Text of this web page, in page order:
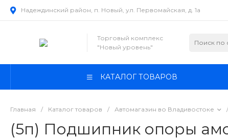
Надеждинский район, п. Новый, ул. Первомайская, д. 1а
Торговый комплекс
"Новый уровень"
КАТАЛОГ ТОВАРОВ
Главная / Каталог товаров / Автомагазин во Владивостоке /
(5п) Подшипник опоры